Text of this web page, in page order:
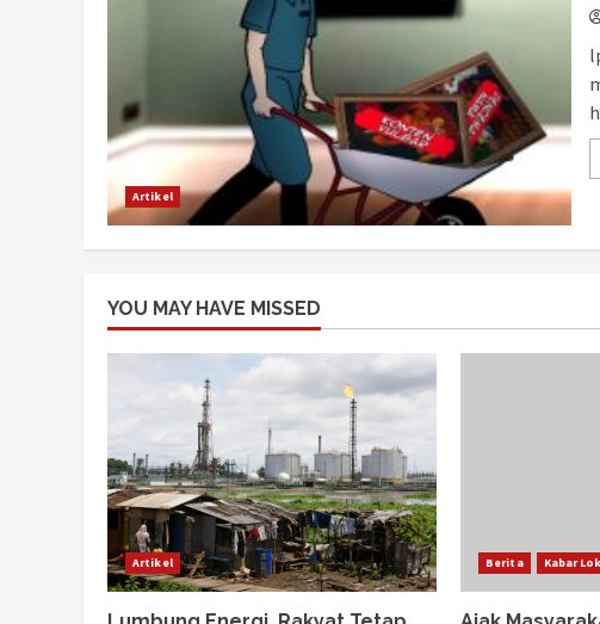
Artikel
YOU MAY HAVE MISSED
Artikel Berita Kabar